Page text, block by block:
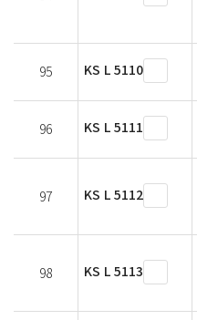
95 KS L 5110
96 KS L 5111
97 KS L 5112
98 KS L 5113